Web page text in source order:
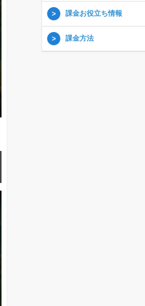
課金お役立ち情報
課金方法